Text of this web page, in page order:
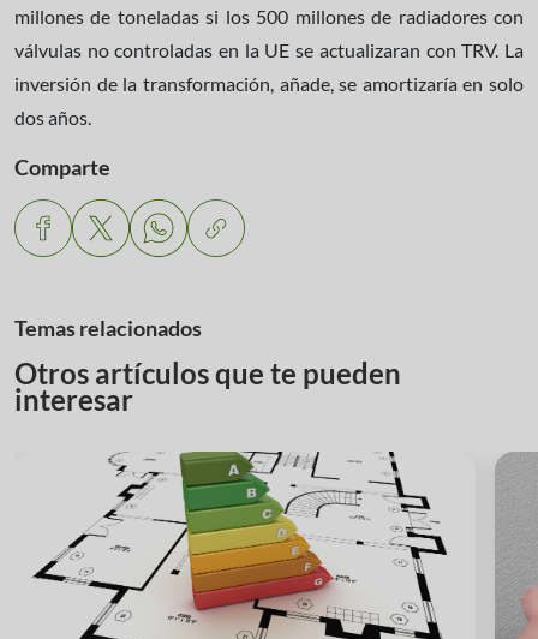
millones de toneladas si los 500 millones de radiadores con
válvulas no controladas en la UE se actualizaran con TRV. La
inversión de la transformación, añade, se amortizaría en solo
dos años.
Comparte
Temas relacionados
Otros artículos que te pueden
interesar